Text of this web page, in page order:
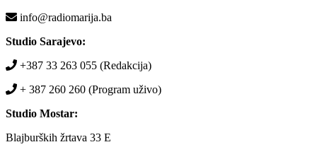
info@radiomarija.ba
Studio Sarajevo:
+387 33 263 055 (Redakcija)
+ 387 260 260 (Program uživo)
Studio Mostar:
Blajburških žrtava 33 E